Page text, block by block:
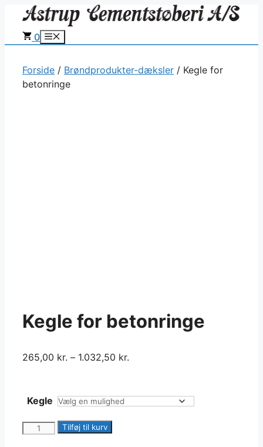
indhold0 Menu
Forside / Brøndprodukter-dæksler / Kegle for
betonringe
Kegle for betonringe
265,00 kr. – 1.032,50 kr.
Kegle
Kegle
Tilføj til kurv